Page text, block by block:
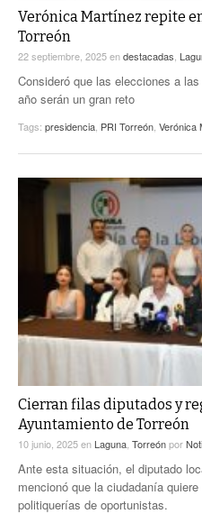
Verónica Martínez repite
Torreón
22 septiembre, 2025endestacadas
Consideró que las elecciones a
año serán un gran reto
Tags: presidencia PRI Torreón Verónica
Cierran filas diputados y
Ayuntamiento de Torreón
10 junio, 2025en Laguna Torreónpor
Ante esta situación, el diputado
mencionó que la ciudadanía
politiquerías de oportunistas.